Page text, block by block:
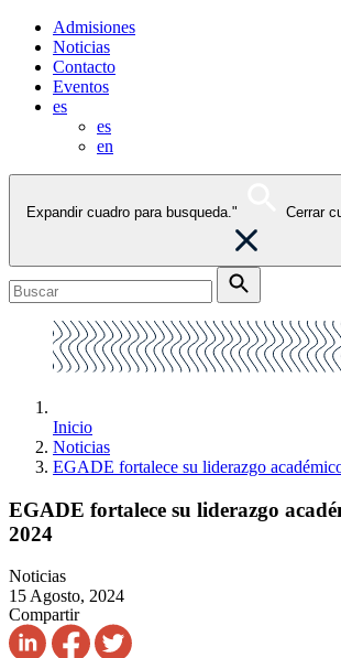
Admisiones
Noticias
Contacto
Eventos
es
es
en
Expandir cuadro para busqueda." Cerrar
Inicio
Noticias
EGADE fortalece su liderazgo
EGADE fortalece su liderazgo
2024
Noticias
15 Agosto, 2024
Compartir